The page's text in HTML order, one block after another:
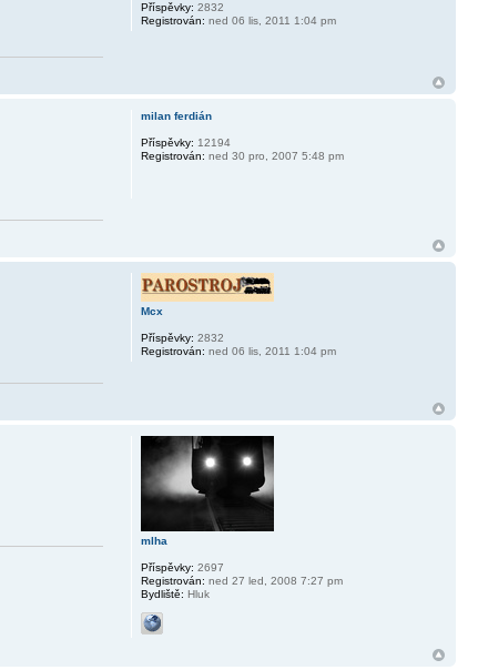
Příspěvky: 2832
Registrován: ned 06 lis, 2011 1:04 pm
milan ferdián
Příspěvky: 12194
Registrován: ned 30 pro, 2007 5:48 pm
Mcx
Příspěvky: 2832
Registrován: ned 06 lis, 2011 1:04 pm
mlha
Příspěvky: 2697
Registrován: ned 27 led, 2008 7:27 pm
Bydliště: Hluk